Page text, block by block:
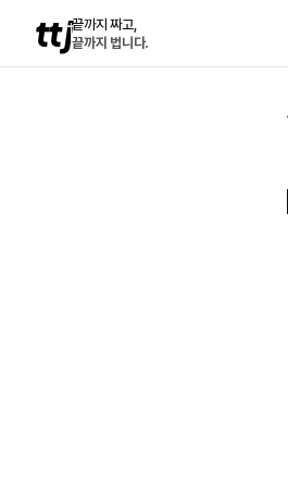
ttj끝까지 짜고,
끝까지 법니다.